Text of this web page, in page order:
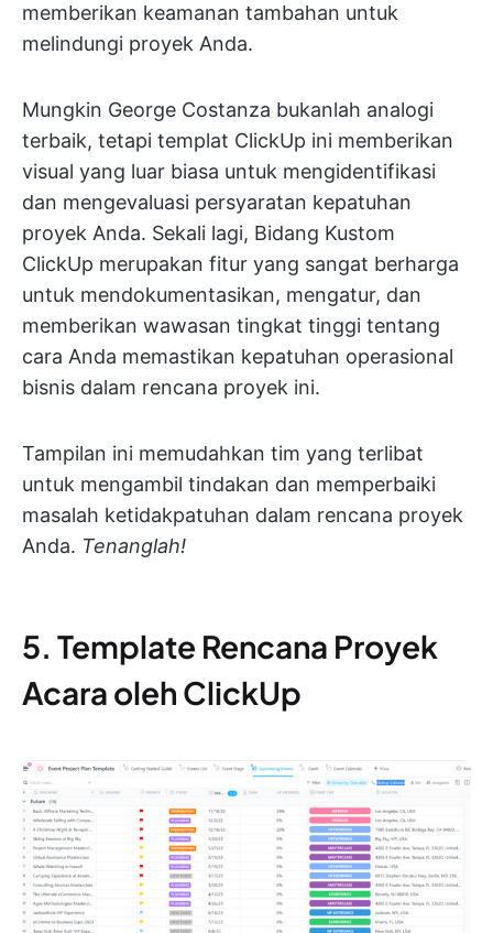
memberikan keamanan tambahan untuk
melindungi proyek Anda.
Mungkin George Costanza bukanlah analogi
terbaik, tetapi templat ClickUp ini memberikan
visual yang luar biasa untuk mengidentifikasi
dan mengevaluasi persyaratan kepatuhan
proyek Anda. Sekali lagi, Bidang Kustom
ClickUp merupakan fitur yang sangat berharga
untuk mendokumentasikan, mengatur, dan
memberikan wawasan tingkat tinggi tentang
cara Anda memastikan kepatuhan operasional
bisnis dalam rencana proyek ini.
Tampilan ini memudahkan tim yang terlibat
untuk mengambil tindakan dan memperbaiki
masalah ketidakpatuhan dalam rencana proyek
Anda. Tenanglah!
5. Template Rencana Proyek
Acara oleh ClickUp